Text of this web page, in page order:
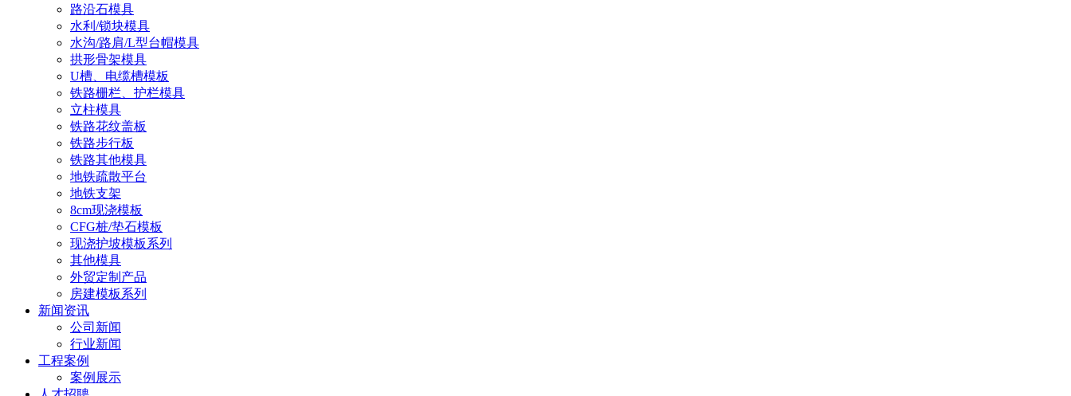
路沿石模具
水利/锁块模具
水沟/路肩/L型台帽模具
拱形骨架模具
U槽、电缆槽模板
铁路栅栏、护栏模具
立柱模具
铁路花纹盖板
铁路步行板
铁路其他模具
地铁疏散平台
地铁支架
8cm现浇模板
CFG桩/垫石模板
现浇护坡模板系列
其他模具
外贸定制产品
房建模板系列
新闻资讯
公司新闻
行业新闻
工程案例
案例展示